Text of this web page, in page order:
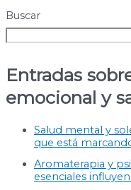
Buscar
Entradas
emocional y
Salud mental y
que está
Aromaterapia y
esenciales